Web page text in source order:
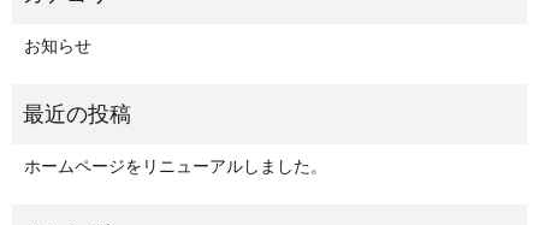
お知らせ
ホームページをリニューアルしました。